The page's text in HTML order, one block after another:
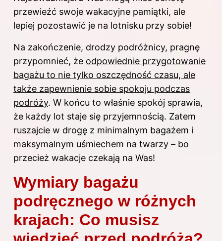
przewieźć swoje wakacyjne pamiątki, ale
lepiej pozostawić je na lotnisku przy sobie!
Na zakończenie, drodzy podróżnicy, pragnę
przypomnieć, że odpowiednie przygotowanie
bagażu to nie tylko oszczędność czasu, ale
także zapewnienie sobie spokoju podczas
podróży. W końcu to właśnie spokój sprawia,
że każdy lot staje się przyjemnością. Zatem
ruszajcie w drogę z minimalnym bagażem i
maksymalnym uśmiechem na twarzy – bo
przecież wakacje czekają na Was!
Wymiary bagażu
podręcznego w różnych
krajach: Co musisz